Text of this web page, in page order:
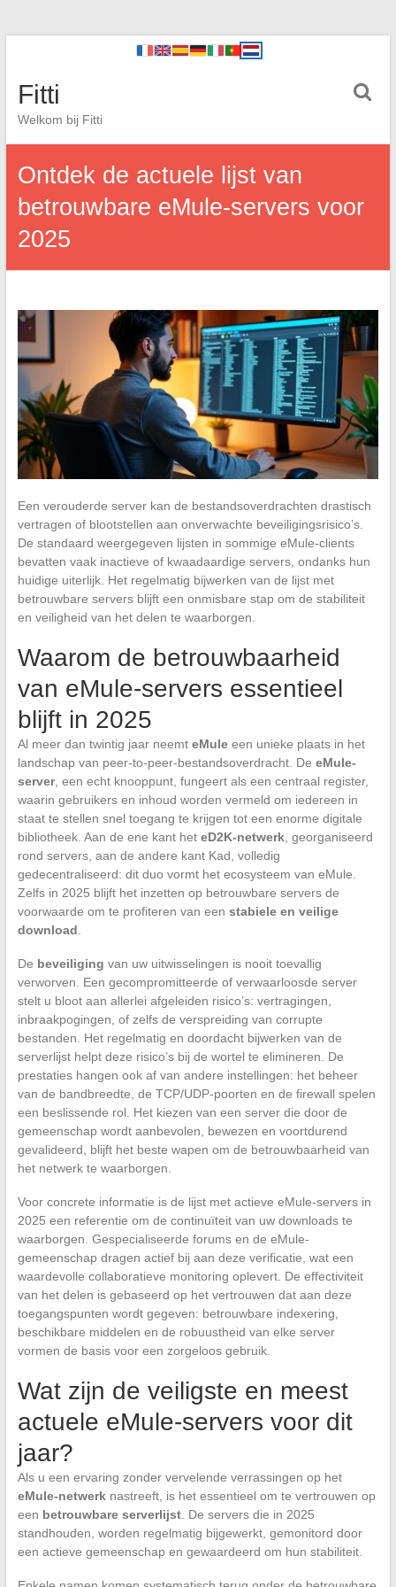
Fitti
Welkom bij Fitti
Ontdek de actuele lijst van
betrouwbare eMule-servers voor
2025
Een verouderde server kan de bestandsoverdrachten drastisch
vertragen of blootstellen aan onverwachte beveiligingsrisico’s.
De standaard weergegeven lijsten in sommige eMule-clients
bevatten vaak inactieve of kwaadaardige servers, ondanks hun
huidige uiterlijk. Het regelmatig bijwerken van de lijst met
betrouwbare servers blijft een onmisbare stap om de stabiliteit
en veiligheid van het delen te waarborgen.
Waarom de betrouwbaarheid
van eMule-servers essentieel
blijft in 2025
Al meer dan twintig jaar neemt eMuleeen unieke plaats in het
landschap van peer-to-peer-bestandsoverdracht. De eMule-
server, een echt knooppunt, fungeert als een centraal register,
waarin gebruikers en inhoud worden vermeld om iedereen in
staat te stellen snel toegang te krijgen tot een enorme digitale
bibliotheek. Aan de ene kant het eD2K-netwerk, georganiseerd
rond servers, aan de andere kant Kad, volledig
gedecentraliseerd: dit duo vormt het ecosysteem van eMule.
Zelfs in 2025 blijft het inzetten op betrouwbare servers de
voorwaarde om te profiteren van een stabiele en veilige
download
De beveiliging van uw uitwisselingen is nooit toevallig
verworven. Een gecompromitteerde of verwaarloosde server
stelt u bloot aan allerlei afgeleiden risico’s: vertragingen,
inbraakpogingen, of zelfs de verspreiding van corrupte
bestanden. Het regelmatig en doordacht bijwerken van de
serverlijst helpt deze risico’s bij de wortel te elimineren. De
prestaties hangen ook af van andere instellingen: het beheer
van de bandbreedte, de TCP/UDP-poorten en de firewall spelen
een beslissende rol. Het kiezen van een server die door de
gemeenschap wordt aanbevolen, bewezen en voortdurend
gevalideerd, blijft het beste wapen om de betrouwbaarheid van
het netwerk te waarborgen.
Voor concrete informatie is de lijst met actieve eMule-servers in
2025 een referentie om de continuïteit van uw downloads te
waarborgen. Gespecialiseerde forums en de eMule-
gemeenschap dragen actief bij aan deze verificatie, wat een
waardevolle collaboratieve monitoring oplevert. De effectiviteit
van het delen is gebaseerd op het vertrouwen dat aan deze
toegangspunten wordt gegeven: betrouwbare indexering,
beschikbare middelen en de robuustheid van elke server
vormen de basis voor een zorgeloos gebruik.
Wat zijn de veiligste en meest
actuele eMule-servers voor dit
jaar?
Als u een ervaring zonder vervelende verrassingen op het
eMule-netwerknastreeft, is het essentieel om te vertrouwen op
een betrouwbare serverlijst. De servers die in 2025
standhouden, worden regelmatig bijgewerkt, gemonitord door
een actieve gemeenschap en gewaardeerd om hun stabiliteit.